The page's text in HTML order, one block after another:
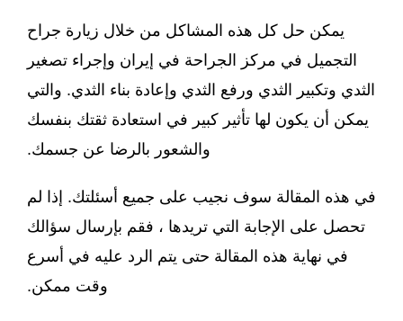
يمكن حل كل هذه المشاكل من خلال زيارة جراح
التجميل في مركز الجراحة في إيران وإجراء تصغير
الثدي وتكبير الثدي ورفع الثدي وإعادة بناء الثدي. والتي
يمكن أن يكون لها تأثير كبير في استعادة ثقتك بنفسك
والشعور بالرضا عن جسمك.
في هذه المقالة سوف نجيب على جميع أسئلتك. إذا لم
تحصل على الإجابة التي تريدها ، فقم بإرسال سؤالك
في نهاية هذه المقالة حتى يتم الرد عليه في أسرع
وقت ممكن.